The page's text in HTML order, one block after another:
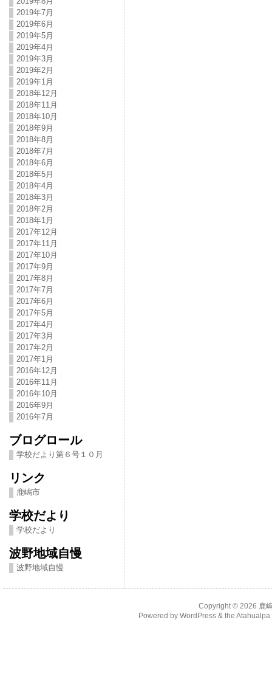
2019年7月
2019年6月
2019年5月
2019年4月
2019年3月
2019年2月
2019年1月
2018年12月
2018年11月
2018年10月
2018年9月
2018年8月
2018年7月
2018年6月
2018年5月
2018年4月
2018年3月
2018年2月
2018年1月
2017年12月
2017年11月
2017年10月
2017年9月
2017年8月
2017年7月
2017年6月
2017年5月
2017年4月
2017年3月
2017年2月
2017年1月
2016年12月
2016年11月
2016年10月
2016年9月
2016年7月
ブログロール
学校だより第６号１０月
リンク
鹿嶋市
学校だより
学校だより
波野地域自慢
波野地域自慢
Copyright © 2026 鹿
Powered by WordPress& the Atahualpa